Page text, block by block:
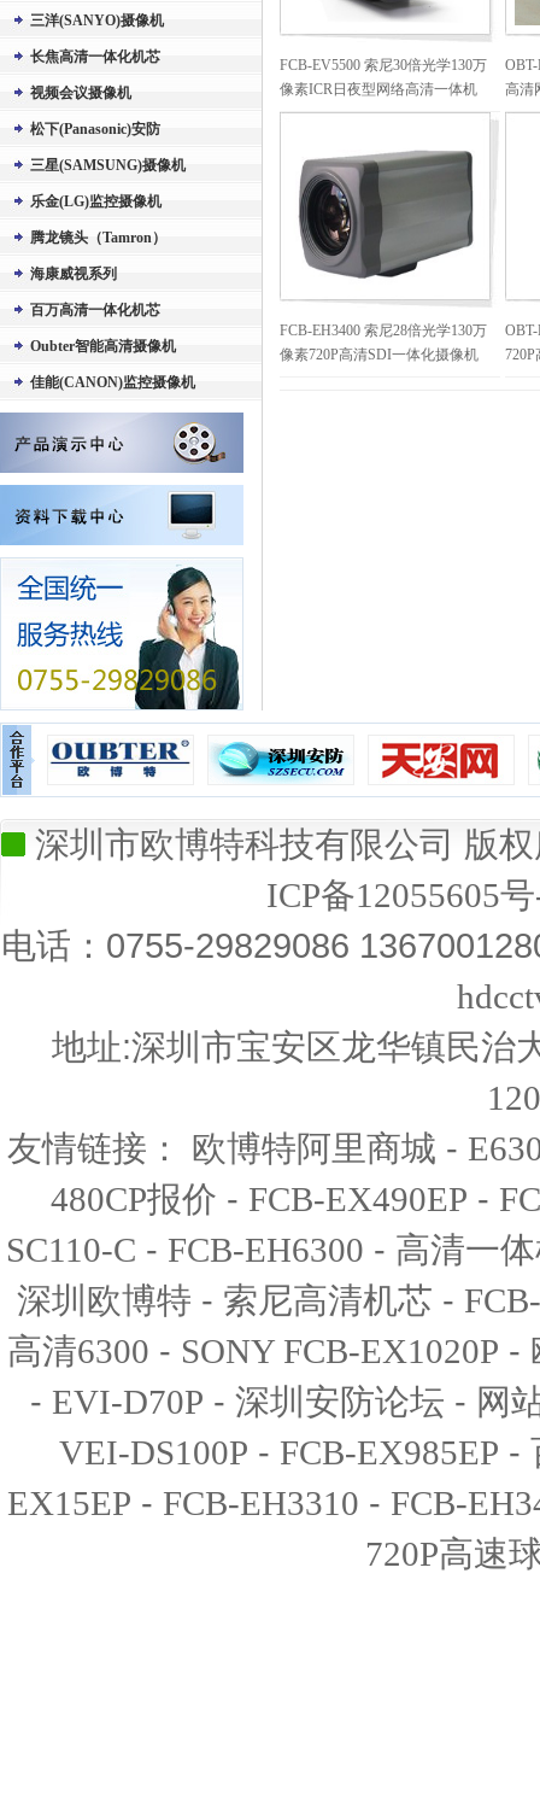
三洋(SANYO)摄像机
长焦高清一体化机芯
视频会议摄像机
松下(Panasonic)安防
三星(SAMSUNG)摄像机
乐金(LG)监控摄像机
腾龙镜头（Tamron）
海康威视系列
百万高清一体化机芯
Oubter智能高清摄像机
佳能(CANON)监控摄像机
FCB-EV5500 索尼30倍光学130万
像素ICR日夜型网络高清一体机
高清
FCB-EH3400 索尼28倍光学130万
像素720P高清SDI一体化摄像机
深圳市欧博特科技有限公司 版
ICP备12055605
电话：0755-29829086
地址:深圳市宝安区龙华镇民
友情链接： 欧博特阿里商城 -
480CP报价 - FCB-EX490EP -
SC110-C - FCB-EH6300 - 高清一
深圳欧博特 - 索尼高清机芯 -
高清6300 - SONY FCB-EX1020P -
- EVI-D70P - 深圳安防论坛 - 网
VEI-DS100P - FCB-EX985EP -
EX15EP - FCB-EH3310 - FCB-
720P高速